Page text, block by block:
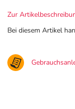
Zur
Bei diesem Artikel